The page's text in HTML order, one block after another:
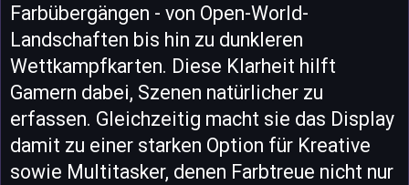
Farbübergängen - von Open-World-
Landschaften bis hin zu dunkleren
Wettkampfkarten. Diese Klarheit hilft
Gamern dabei, Szenen natürlicher zu
erfassen. Gleichzeitig macht sie das Display
damit zu einer starken Option für Kreative
sowie Multitasker, denen Farbtreue nicht nur